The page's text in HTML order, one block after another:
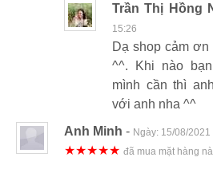
Trần Thị Hồng
15:26
Dạ shop cảm
^^. Khi nào
mình cần thì
với anh nha ^^
Anh Minh - Ngày: 15/08/2021
★★★★★ đã mua mặt hàng